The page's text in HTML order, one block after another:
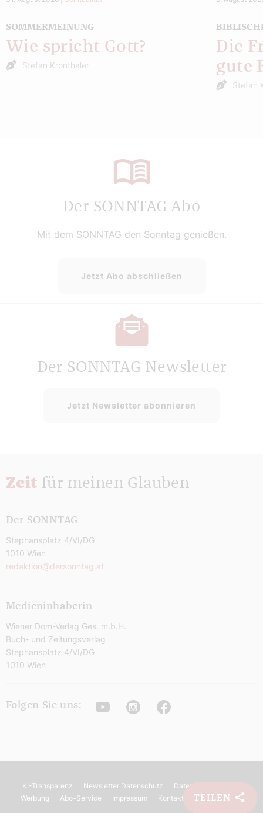
TEILEN
SOMMERMEINUNG
Wie spricht Gott?
Stefan Kronthaler
Die
gute
Stefan
Der SONNTAG Abo
Mit dem SONNTAG den Sonntag genießen.
Jetzt Abo abschließen
Der SONNTAG Newsletter
Jetzt Newsletter abonnieren
Zeit für meinen Glauben
Der SONNTAG
Stephansplatz 4/VI/DG
1010 Wien
redaktion@dersonntag.at
Medieninhaberin
Wiener Dom-Verlag Ges. m.b.H.
Buch- und Zeitungsverlag
Stephansplatz 4/VI/DG
1010 Wien
Folgen Sie uns: YoutubeInstagramFacebook
KI-Transparenz Newsletter Datenschutz Datenschutz
Werbung
Abo-Service Impressum Kontakt Barrierefreiheit